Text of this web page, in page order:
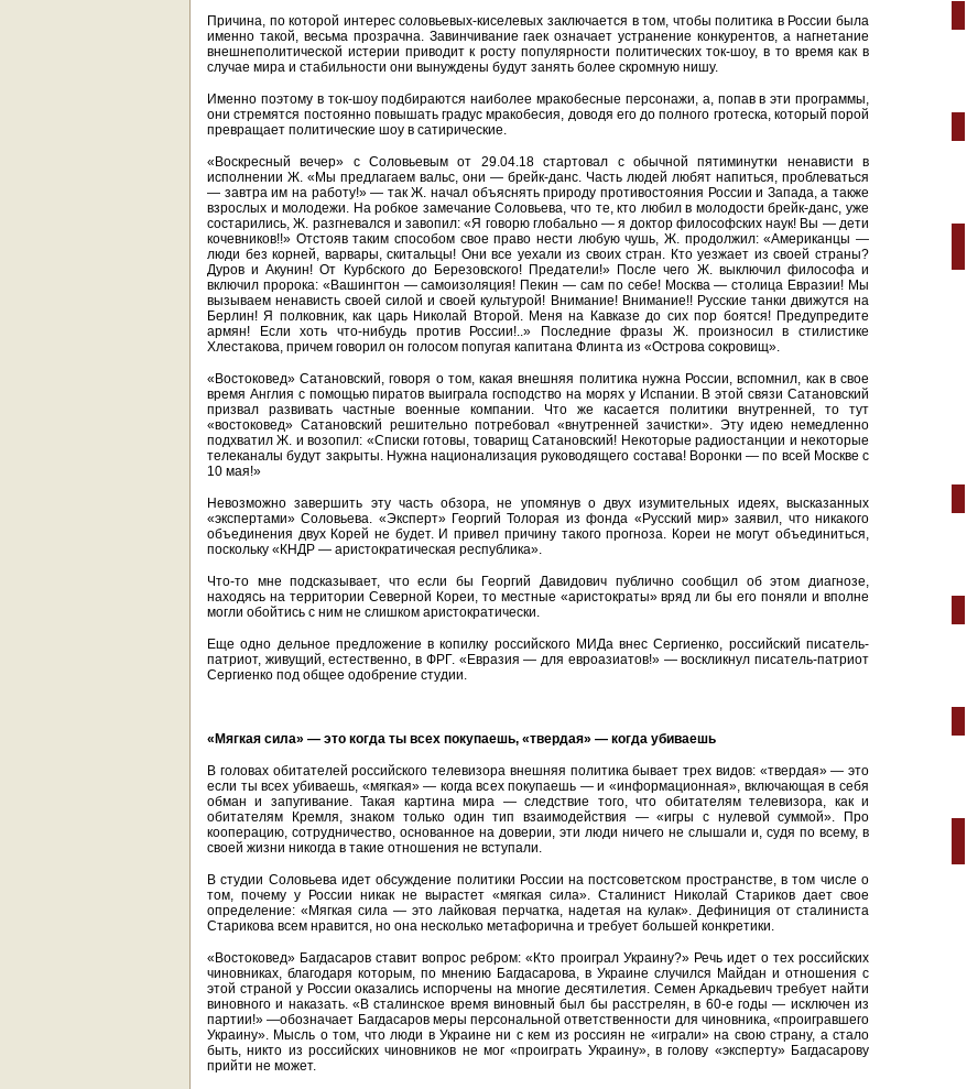
Причина, по которой интерес соловьевых-киселевых заключается в том, чтобы политика в России была
именно такой, весьма прозрачна. Завинчивание гаек означает устранение конкурентов, а нагнетание
внешнеполитической истерии приводит к росту популярности политических ток-шоу, в то время как в
случае мира и стабильности они вынуждены будут занять более скромную нишу.
Именно поэтому в ток-шоу подбираются наиболее мракобесные персонажи, а, попав в эти программы,
они стремятся постоянно повышать градус мракобесия, доводя его до полного гротеска, который порой
превращает политические шоу в сатирические.
«Воскресный вечер» с Соловьевым от 29.04.18 стартовал с обычной пятиминутки ненависти в
исполнении Ж. «Мы предлагаем вальс, они — брейк-данс. Часть людей любят напиться, проблеваться
— завтра им на работу!» — так Ж. начал объяснять природу противостояния России и Запада, а также
взрослых и молодежи. На робкое замечание Соловьева, что те, кто любил в молодости брейк-данс, уже
состарились, Ж. разгневался и завопил: «Я говорю глобально — я доктор философских наук! Вы — дети
кочевников!!» Отстояв таким способом свое право нести любую чушь, Ж. продолжил: «Американцы —
люди без корней, варвары, скитальцы! Они все уехали из своих стран. Кто уезжает из своей страны?
Дуров и Акунин! От Курбского до Березовского! Предатели!» После чего Ж. выключил философа и
включил пророка: «Вашингтон — самоизоляция! Пекин — сам по себе! Москва — столица Евразии! Мы
вызываем ненависть своей силой и своей культурой! Внимание! Внимание!! Русские танки движутся на
Берлин! Я полковник, как царь Николай Второй. Меня на Кавказе до сих пор боятся! Предупредите
армян! Если хоть что-нибудь против России!..» Последние фразы Ж. произносил в стилистике
Хлестакова, причем говорил он голосом попугая капитана Флинта из «Острова сокровищ».
«Востоковед» Сатановский, говоря о том, какая внешняя политика нужна России, вспомнил, как в свое
время Англия с помощью пиратов выиграла господство на морях у Испании. В этой связи Сатановский
призвал развивать частные военные компании. Что же касается политики внутренней, то тут
«востоковед» Сатановский решительно потребовал «внутренней зачистки». Эту идею немедленно
подхватил Ж. и возопил: «Списки готовы, товарищ Сатановский! Некоторые радиостанции и некоторые
телеканалы будут закрыты. Нужна национализация руководящего состава! Воронки — по всей Москве с
10 мая!»
Невозможно завершить эту часть обзора, не упомянув о двух изумительных идеях, высказанных
«экспертами» Соловьева. «Эксперт» Георгий Толорая из фонда «Русский мир» заявил, что никакого
объединения двух Корей не будет. И привел причину такого прогноза. Кореи не могут объединиться,
поскольку «КНДР — аристократическая республика».
Что-то мне подсказывает, что если бы Георгий Давидович публично сообщил об этом диагнозе,
находясь на территории Северной Кореи, то местные «аристократы» вряд ли бы его поняли и вполне
могли обойтись с ним не слишком аристократически.
Еще одно дельное предложение в копилку российского МИДа внес Сергиенко, российский писатель-
патриот, живущий, естественно, в ФРГ. «Евразия — для евроазиатов!» — воскликнул писатель-патриот
Сергиенко под общее одобрение студии.
«Мягкая сила» — это когда ты всех покупаешь, «твердая» — когда убиваешь
В головах обитателей российского телевизора внешняя политика бывает трех видов: «твердая» — это
если ты всех убиваешь, «мягкая» — когда всех покупаешь — и «информационная», включающая в себя
обман и запугивание. Такая картина мира — следствие того, что обитателям телевизора, как и
обитателям Кремля, знаком только один тип взаимодействия — «игры с нулевой суммой». Про
кооперацию, сотрудничество, основанное на доверии, эти люди ничего не слышали и, судя по всему, в
своей жизни никогда в такие отношения не вступали.
В студии Соловьева идет обсуждение политики России на постсоветском пространстве, в том числе о
том, почему у России никак не вырастет «мягкая сила». Сталинист Николай Стариков дает свое
определение: «Мягкая сила — это лайковая перчатка, надетая на кулак». Дефиниция от сталиниста
Старикова всем нравится, но она несколько метафорична и требует большей конкретики.
«Востоковед» Багдасаров ставит вопрос ребром: «Кто проиграл Украину?» Речь идет о тех российских
чиновниках, благодаря которым, по мнению Багдасарова, в Украине случился Майдан и отношения с
этой страной у России оказались испорчены на многие десятилетия. Семен Аркадьевич требует найти
виновного и наказать. «В сталинское время виновный был бы расстрелян, в 60-е годы — исключен из
партии!» —обозначает Багдасаров меры персональной ответственности для чиновника, «проигравшего
Украину». Мысль о том, что люди в Украине ни с кем из россиян не «играли» на свою страну, а стало
быть, никто из российских чиновников не мог «проиграть Украину», в голову «эксперту» Багдасарову
прийти не может.